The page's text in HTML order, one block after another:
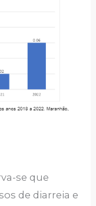
se que
de diarreia e